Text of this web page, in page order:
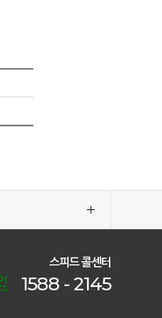
스피드 콜센터
1588 - 2145